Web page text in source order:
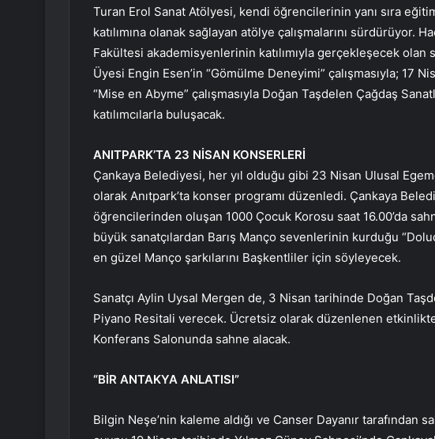
Turan Erol Sanat Atölyesi, kendi öğrencilerinin yanı sıra
katılımına olanak sağlayan atölye çalışmalarını sürdürüyor.
Fakültesi akademisyenlerinin katılımıyla gerçekleşecek
Üyesi Engin Esen’in “Gömülme Deneyimi” çalışmasıyla; 17
“Mise en Abyme” çalışmasıyla Doğan Taşdelen Çağdaş
katılımcılarla buluşacak.
ANITPARK’TA 23 NİSAN KONSERLERİ
Çankaya Belediyesi, her yıl olduğu gibi 23 Nisan Ulusal
olarak Anıtpark’ta konser programı düzenledi. Çankaya
öğrencilerinden oluşan 1000 Çocuk Korosu saat 16.00’da
büyük sanatçılardan Barış Manço sevenlerinin kurduğu
en güzel Manço şarkılarını Başkentliler için söyleyecek.
Sanatçı Aylin Uysal Mergen de, 3 Nisan tarihinde Doğan
Piyano Resitali verecek. Ücretsiz olarak düzenlenen
Konferans Salonunda sahne alacak.
“BİR ANTAKYA ANLATISI”
Bilgin Neşe’nin kaleme aldığı ve Canser Dayanır tarafından